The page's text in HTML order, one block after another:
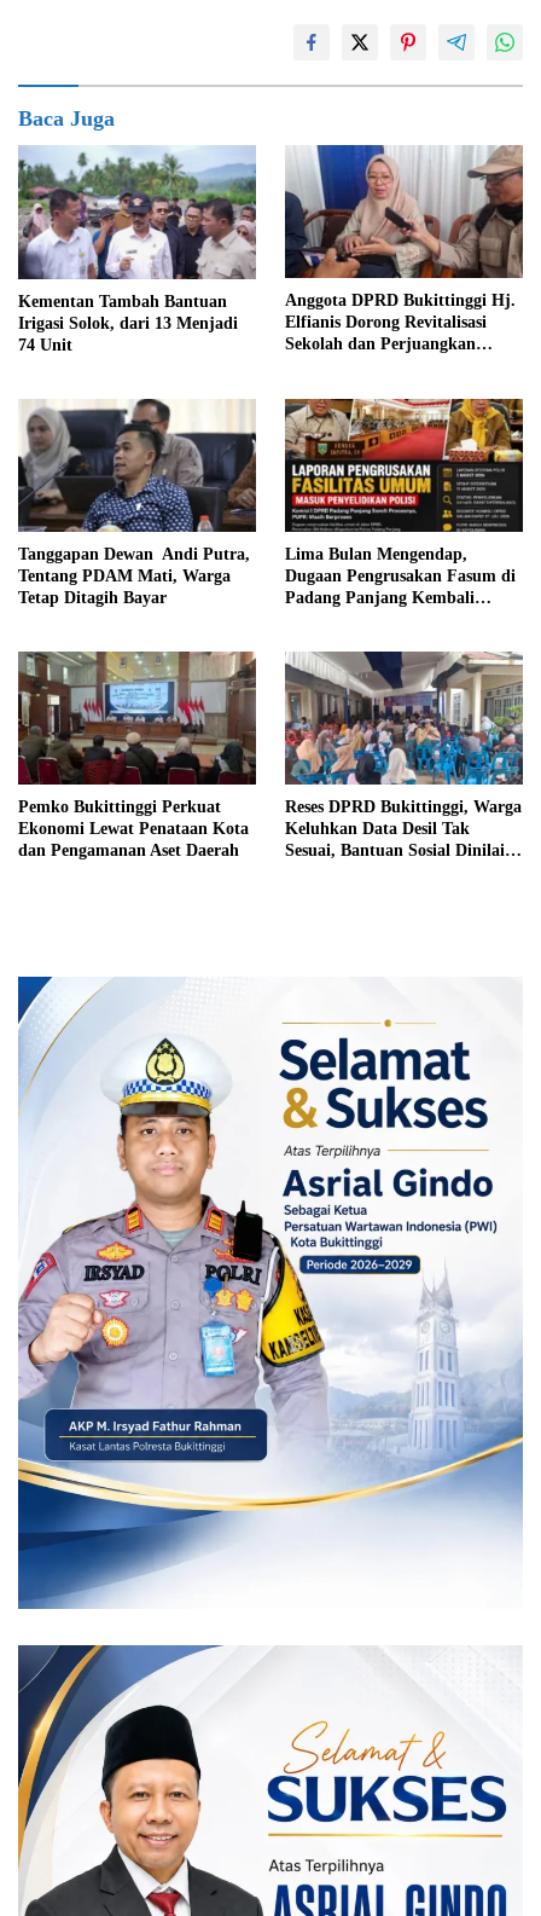
Baca Juga
Kementan Tambah Bantuan
Irigasi Solok, dari 13 Menjadi
74 Unit
Anggota DPRD Bukittinggi Hj.
Elfianis Dorong Revitalisasi
Sekolah dan Perjuangkan
Tanggapan Dewan Andi Putra,
Tentang PDAM Mati, Warga
Tetap Ditagih Bayar
Lima Bulan Mengendap,
Dugaan Pengrusakan Fasum di
Padang Panjang Kembali
Pemko Bukittinggi Perkuat
Ekonomi Lewat Penataan Kota
dan Pengamanan Aset Daerah
Reses DPRD Bukittinggi, Warga
Keluhkan Data Desil Tak
Sesuai, Bantuan Sosial Dinilai